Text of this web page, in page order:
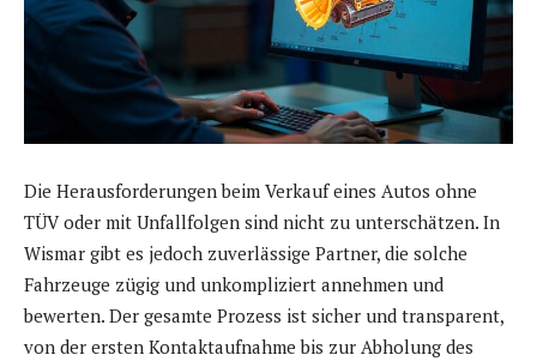
Die Herausforderungen beim Verkauf eines Autos ohne
TÜV oder mit Unfallfolgen sind nicht zu unterschätzen. In
Wismar gibt es jedoch zuverlässige Partner, die solche
Fahrzeuge zügig und unkompliziert annehmen und
bewerten. Der gesamte Prozess ist sicher und transparent,
von der ersten Kontaktaufnahme bis zur Abholung des